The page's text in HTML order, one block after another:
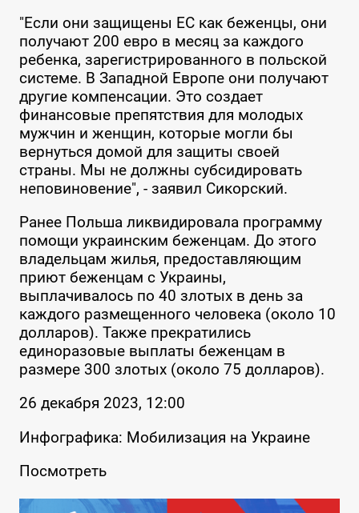
"Если они защищены ЕС как беженцы, они
получают 200 евро в месяц за каждого
ребенка, зарегистрированного в польской
системе. В Западной Европе они получают
другие компенсации. Это создает
финансовые препятствия для молодых
мужчин и женщин, которые могли бы
вернуться домой для защиты своей
страны. Мы не должны субсидировать
неповиновение", - заявил Сикорский.
Ранее Польша ликвидировала программу
помощи украинским беженцам. До этого
владельцам жилья, предоставляющим
приют беженцам с Украины,
выплачивалось по 40 злотых в день за
каждого размещенного человека (около 10
долларов). Также прекратились
единоразовые выплаты беженцам в
размере 300 злотых (около 75 долларов).
26 декабря 2023, 12:00
Инфографика: Мобилизация на Украине
Посмотреть